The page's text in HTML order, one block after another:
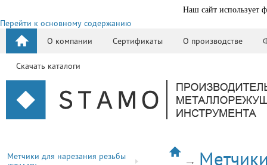
Наш сайт использует
Перейти к основному содержанию
О компании
Сертификаты О производстве
Скачать каталоги
Метчики для нарезания резьбы